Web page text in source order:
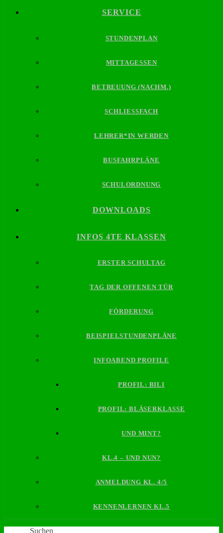
SERVICE
STUNDENPLAN
MITTAGESSEN
BETREUUNG (NACHM.)
SCHLIESSFACH
LEHRER*IN WERDEN
BUSFAHRPLÄNE
SCHULORDNUNG
DOWNLOADS
INFOS 4TE KLASSEN
ERSTER SCHULTAG
TAG DER OFFENEN TÜR
FÖRDERUNG
BEISPIELSTUNDENPLÄNE
INFOABEND PROFILE
PROFIL: BILI
PROFIL: BLÄSERKLASSE
UND MINT?
KL.4 – UND NUN?
ANMELDUNG KL. 4/5
KENNENLERNEN KL.5
Suchen